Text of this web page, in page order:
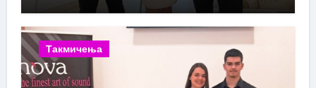
Такмичења